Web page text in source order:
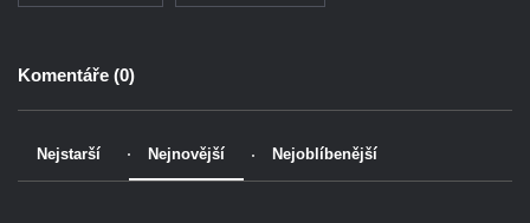
Komentáře (0)
Nejstarší Nejnovější Nejoblíbenější